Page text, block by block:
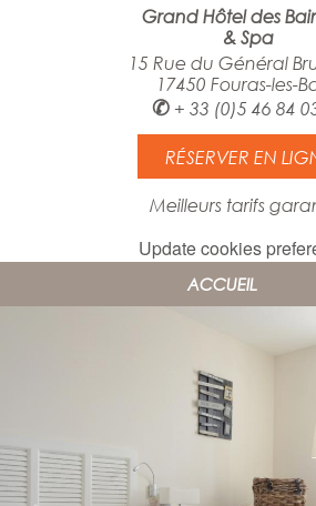
Grand Hôtel des
& Spa
15 Rue du Général
17450 Fouras-les-
✆ + 33 (0)5 46 84
RÉSERVER EN
Meilleurs tarifs
Update cookies
ACCUEIL